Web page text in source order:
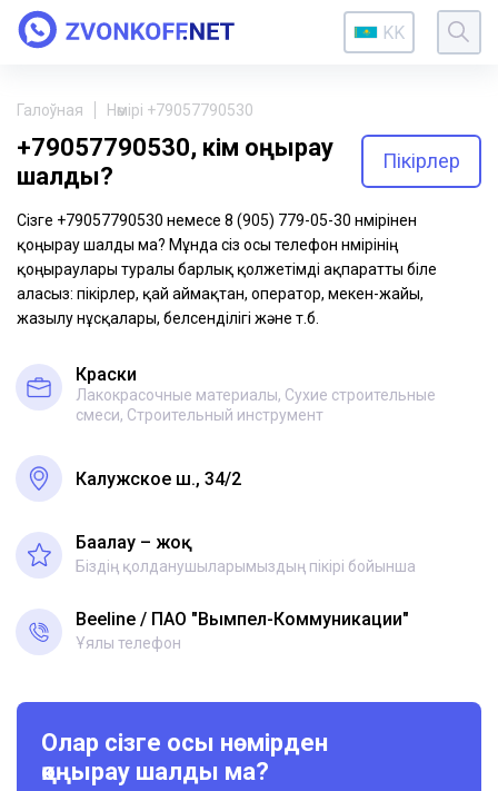
KK
Галоўная Нөмірі +79057790530
+79057790530, кім қоңырау
шалды?
Пікірлер
Сізге +79057790530 немесе 8 (905) 779-05-30 нөмірінен
қоңырау шалды ма? Мұнда сіз осы телефон нөмірінің
қоңыраулары туралы барлық қолжетімді ақпаратты біле
аласыз: пікірлер, қай аймақтан, оператор, мекен-жайы,
жазылу нұсқалары, белсенділігі және т.б.
Краски
Лакокрасочные материалы, Сухие строительные
смеси, Строительный инструмент
Калужское ш., 34/2
Бағалау – жоқ
Біздің қолданушыларымыздың пікірі бойынша
Beeline ПАО "Вымпел-Коммуникации"
Ұялы телефон
Олар сізге осы нөмірден
қоңырау шалды ма?